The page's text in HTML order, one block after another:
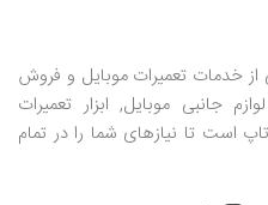
خدمات تعمیرات موبایل و فروش
جانبی موبایل, ابزار تعمیرات
است تا نیازهای شما را در تمام